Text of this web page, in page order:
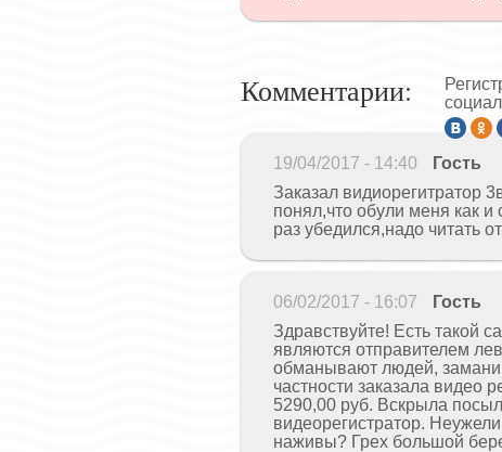
Комментарии:
19/04/2017 - 14:40
Гость
Заказал видиорегитратор
понял,что обули меня как
раз убедился,надо читать
06/02/2017 - 16:07
Гость
Здравствуйте! Есть
являются отправителем
обманывают людей,
частности заказала видео
5290,00 руб. Вскрыла
видеорегистратор.
наживы? Грех большой